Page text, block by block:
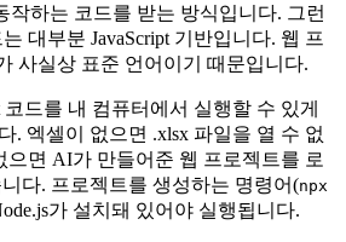
작하는 코드를 받는 방식입니다. 그런
대부분 JavaScript 기반입니다. 웹 프
사실상 표준 언어이기 때문입니다.
코드를 내 컴퓨터에서 실행할 수 있게
. 엑셀이 없으면 .xlsx 파일을 열 수 없
으면 AI가 만들어준 웹 프로젝트를 로
다. 프로젝트를 생성하는 명령어(npx
가 설치돼 있어야 실행됩니다.